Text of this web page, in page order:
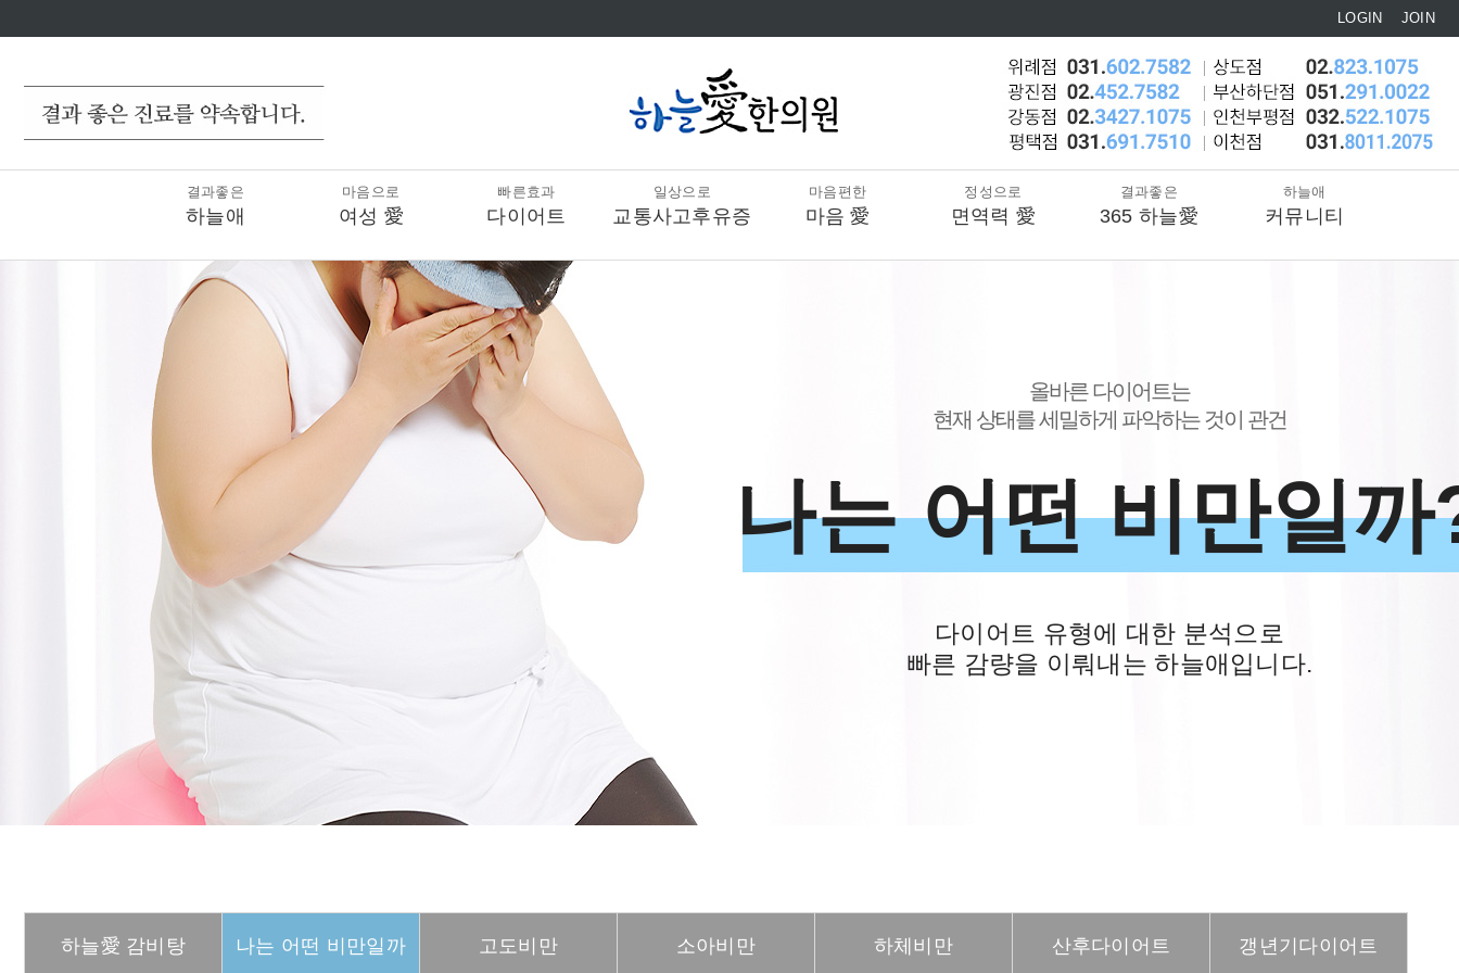
LOGIN JOIN
결과좋은
하늘애
마음으로
여성 愛
빠른효과
다이어트
일상으로
교통사고후유증
마음편한
마음 愛
정성으로
면역력 愛
결과좋은
365 하늘愛
하늘애
커뮤니티
올바른 다이어트는
현재 상태를 세밀하게 파악하는 것이 관건
나는 어떤 비만일까
다이어트 유형에 대한 분석으로
빠른 감량을 이뤄내는 하늘애입니다.
하늘愛 감비탕 나는 어떤 비만일까 고도비만 소아비만 하체비만 산후다이어트 갱년기다이어트